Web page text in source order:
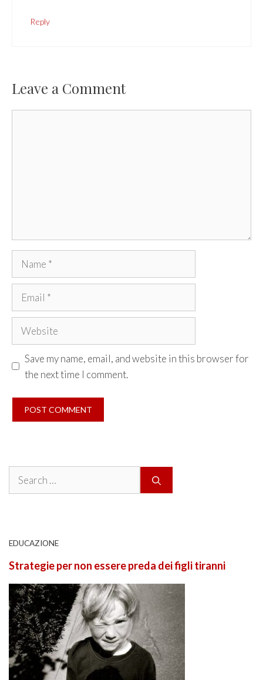
Reply
Leave a Comment
Name
Email
Website
Save my name, email, and website in this browser for
the next time I comment.
Search
EDUCAZIONE
Strategie per non essere preda dei figli tiranni